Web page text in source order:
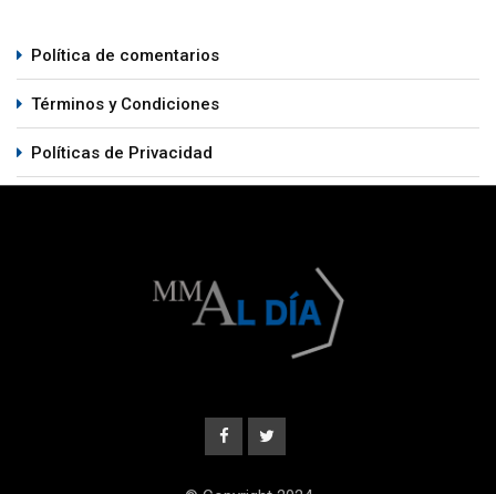
Política de comentarios
Términos y Condiciones
Políticas de Privacidad